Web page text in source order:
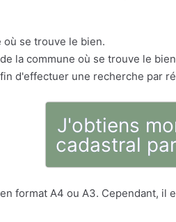
où se trouve le bien.
la commune où se trouve le
d'effectuer une recherche par
J'obtiens
cadastral
en format A4 ou A3. Cependant, il